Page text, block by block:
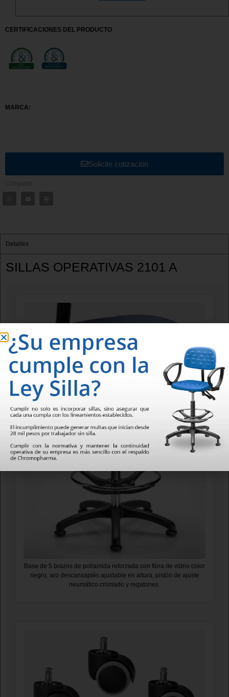
CERTIFICACIONES DEL PRODUCTO
MARCA:
Solicite cotización
Detalles
SILLAS OPERATIVAS 2101 A
Ajuste de reclinación de respaldo por palanca, y altura del mismo
por perilla. Ajuste neumático de altura de asiento por palanca.
Base de 5 brazos de poliamida reforzada con fibra de vidrio color
negro, aro descansapiés ajustable en altura, pistón de ajuste
neumático cromado y regatones.